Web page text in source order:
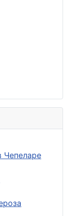
Чепеларе